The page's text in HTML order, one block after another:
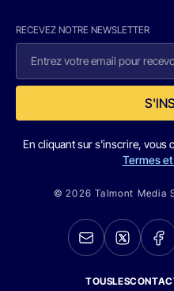
RECEVEZ NOTRE NEWSLETTER
En cliquant sur s'inscrire, vous
Termes
© 2026 Talmont Media